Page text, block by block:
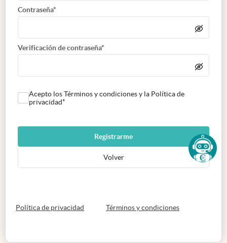
Contraseña*
Verificación de contraseña*
Acepto los Términos y condiciones y la Política de
privacidad*
Registrarme
Volver
Política de privacidad abre en nueva pestaña
Términos y condicionesabre en nueva